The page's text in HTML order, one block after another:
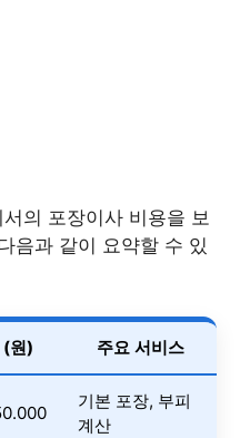
의 포장이사 비용을 보
음과 같이 요약할 수 있
(원) 주요 서비스
기본 포장, 부피
계산